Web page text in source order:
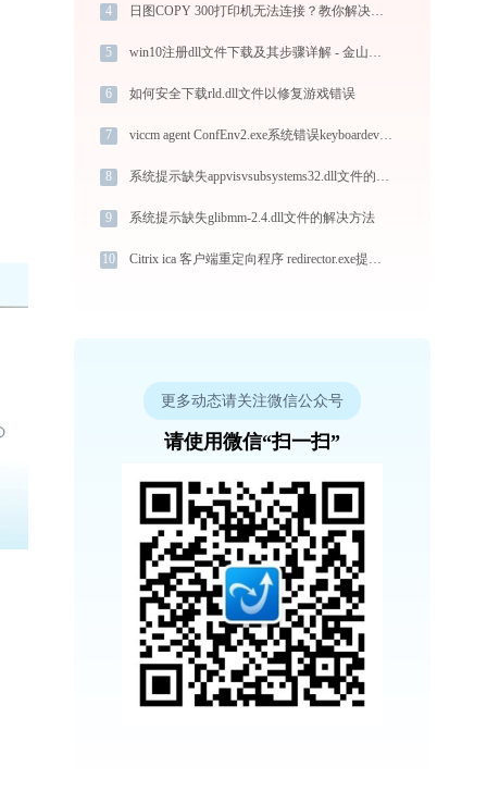
4 日图COPY 300打印机无法连接？教你解决方法 -金山毒霸
5 win10注册dll文件下载及其步骤详解 - 金山毒霸
6 如何安全下载rld.dll文件以修复游戏错误
7 viccm agent ConfEnv2.exe系统错误keyboardevent.dll丢失如何解决
8 系统提示缺失appvisvsubsystems32.dll文件的解决方法
9 系统提示缺失glibmm-2.4.dll文件的解决方法
10 Citrix ica 客户端重定向程序 redirector.exe提示缺少msvcp140.dll文件的解决办法
更多动态请关注微信公众号
请使用微信“扫一扫”